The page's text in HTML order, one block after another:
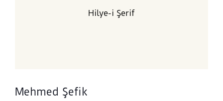
Hilye-i Şerif
Mehmed Şefik